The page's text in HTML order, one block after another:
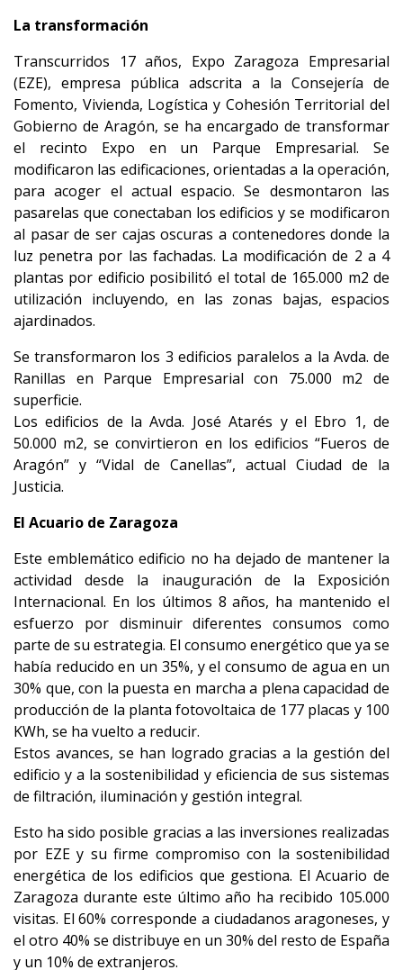
La transformación
Transcurridos 17 años, Expo Zaragoza Empresarial
(EZE), empresa pública adscrita a la Consejería de
Fomento, Vivienda, Logística y Cohesión Territorial del
Gobierno de Aragón, se ha encargado de transformar
el recinto Expo en un Parque Empresarial. Se
modificaron las edificaciones, orientadas a la operación,
para acoger el actual espacio. Se desmontaron las
pasarelas que conectaban los edificios y se modificaron
al pasar de ser cajas oscuras a contenedores donde la
luz penetra por las fachadas. La modificación de 2 a 4
plantas por edificio posibilitó el total de 165.000 m2 de
utilización incluyendo, en las zonas bajas, espacios
ajardinados.
Se transformaron los 3 edificios paralelos a la Avda. de
Ranillas en Parque Empresarial con 75.000 m2 de
superficie.
Los edificios de la Avda. José Atarés y el Ebro 1, de
50.000 m2, se convirtieron en los edificios “Fueros de
Aragón” y “Vidal de Canellas”, actual Ciudad de la
Justicia.
El Acuario de Zaragoza
Este emblemático edificio no ha dejado de mantener la
actividad desde la inauguración de la Exposición
Internacional. En los últimos 8 años, ha mantenido el
esfuerzo por disminuir diferentes consumos como
parte de su estrategia. El consumo energético que ya se
había reducido en un 35%, y el consumo de agua en un
30% que, con la puesta en marcha a plena capacidad de
producción de la planta fotovoltaica de 177 placas y 100
KWh, se ha vuelto a reducir.
Estos avances, se han logrado gracias a la gestión del
edificio y a la sostenibilidad y eficiencia de sus sistemas
de filtración, iluminación y gestión integral.
Esto ha sido posible gracias a las inversiones realizadas
por EZE y su firme compromiso con la sostenibilidad
energética de los edificios que gestiona. El Acuario de
Zaragoza durante este último año ha recibido 105.000
visitas. El 60% corresponde a ciudadanos aragoneses, y
el otro 40% se distribuye en un 30% del resto de España
y un 10% de extranjeros.